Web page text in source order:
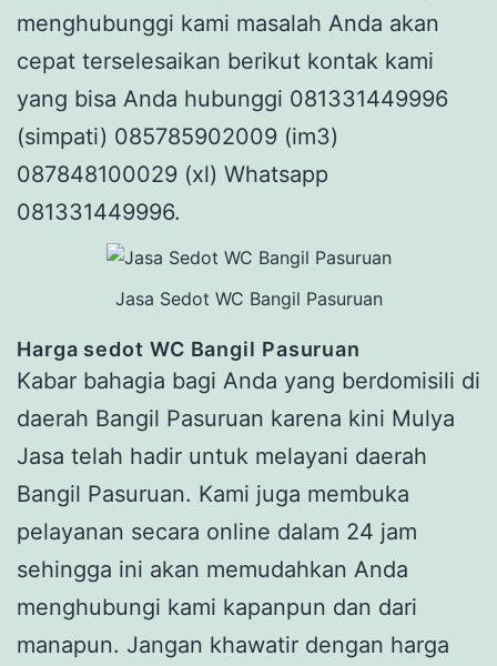
menghubunggi kami masalah Anda akan
cepat terselesaikan berikut kontak kami
yang bisa Anda hubunggi 081331449996
(simpati) 085785902009 (im3)
087848100029 (xl) Whatsapp
081331449996.
Jasa Sedot WC Bangil Pasuruan
Harga sedot WC Bangil Pasuruan
Kabar bahagia bagi Anda yang berdomisili di
daerah Bangil Pasuruan karena kini Mulya
Jasa telah hadir untuk melayani daerah
Bangil Pasuruan. Kami juga membuka
pelayanan secara online dalam 24 jam
sehingga ini akan memudahkan Anda
menghubungi kami kapanpun dan dari
manapun. Jangan khawatir dengan harga